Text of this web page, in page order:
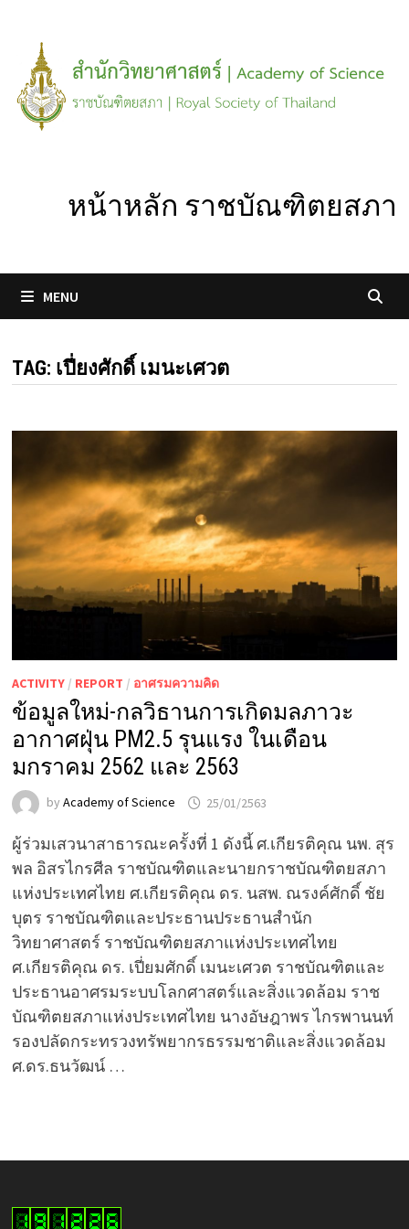
content
หน้าหลัก ราชบัณฑิตยสภา
MENU
TAG: เปี่ยงศักดิ์ เมนะเศวต
ACTIVITY/ REPORT / อาศรมความคิด
ข้อมูลใหม่-กลวิธานการเกิดมลภาวะ
อากาศฝุ่น PM2.5 รุนแรง ในเดือน
มกราคม 2562 และ 2563
by Academy of Science 25/01/2563
ผู้ร่วมเสวนาสาธารณะครั้งที่ 1 ดังนี้ ศ.เกียรติคุณ นพ. สุร
พล อิสรไกรศีล ราชบัณฑิตและนายกราชบัณฑิตยสภา
แห่งประเทศไทย ศ.เกียรติคุณ ดร. นสพ. ณรงค์ศักดิ์ ชัย
บุตร ราชบัณฑิตและประธานประธานสำนัก
วิทยาศาสตร์ ราชบัณฑิตยสภาแห่งประเทศไทย
ศ.เกียรติคุณ ดร. เปี่ยมศักดิ์ เมนะเศวต ราชบัณฑิตและ
ประธานอาศรมระบบโลกศาสตร์และสิ่งแวดล้อม ราช
บัณฑิตยสภาแห่งประเทศไทย นางอัษฎาพร ไกรพานนท์
รองปลัดกระทรวงทรัพยากรธรรมชาติและสิ่งแวดล้อม
ศ.ดร.ธนวัฒน์ …